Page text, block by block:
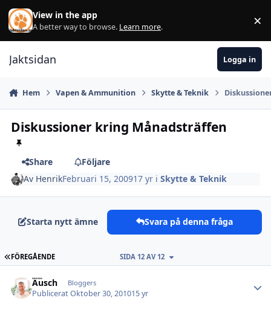
Hoppa till innehåll
View in the app
A better way to browse. Learn more. ×
Jaktsidan Logga in
Hem Vapen & Ammunition Skytte & Teknik
Diskussioner kring Månadsträffen
Share
Följare
Av HenrikFebruari 15, 200917 yr iSkytte & Teknik
Starta nytt ämne Svara på denna fråga
FÖRSTA SIDAN
FÖREGÅENDE SIDA 12 AV 12
Ausch Bloggers
PubliceratOktober 30, 201015 yr